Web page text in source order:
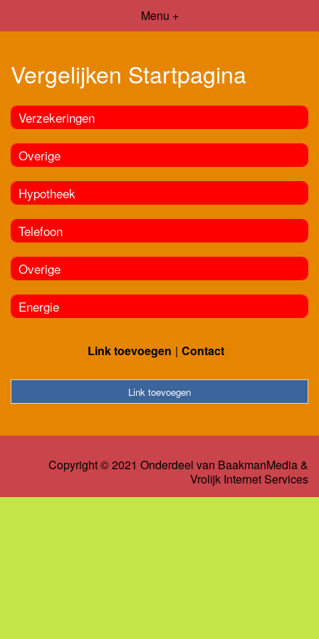
Menu +
Vergelijken Startpagina
Verzekeringen
Overige
Hypotheek
Telefoon
Overige
Energie
Link toevoegen Contact
Link toevoegen
Copyright © 2021 Onderdeel van BaakmanMedia&
Vrolijk Internet Services